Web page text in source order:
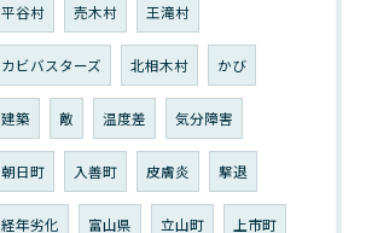
平谷村 売木村 王滝村
カビバスターズ 北相木村 かび
建築 敵 温度差 気分障害
朝日町 入善町 皮膚炎 撃退
経年劣化 富山県 立山町 上市町